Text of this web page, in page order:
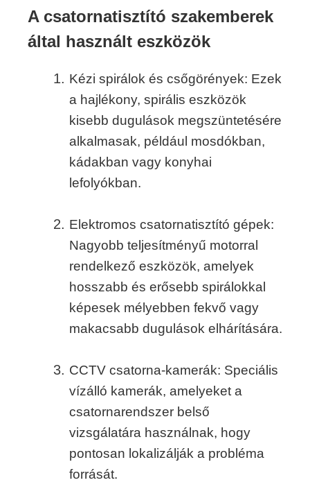
A csatornatisztító szakemberek
által használt eszközök
Kézi spirálok és csőgörények: Ezek
a hajlékony, spirális eszközök
kisebb dugulások megszüntetésére
alkalmasak, például mosdókban,
kádakban vagy konyhai
lefolyókban.
Elektromos csatornatisztító gépek:
Nagyobb teljesítményű motorral
rendelkező eszközök, amelyek
hosszabb és erősebb spirálokkal
képesek mélyebben fekvő vagy
makacsabb dugulások elhárítására.
CCTV csatorna-kamerák: Speciális
vízálló kamerák, amelyeket a
csatornarendszer belső
vizsgálatára használnak, hogy
pontosan lokalizálják a probléma
forrását.